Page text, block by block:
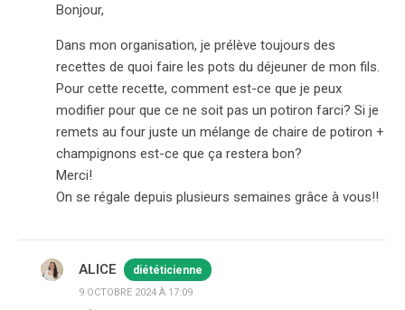
Bonjour,
Dans mon organisation, je prélève toujours des
recettes de quoi faire les pots du déjeuner de mon fils.
Pour cette recette, comment est-ce que je peux
modifier pour que ce ne soit pas un potiron farci? Si je
remets au four juste un mélange de chaire de potiron +
champignons est-ce que ça restera bon?
Merci!
On se régale depuis plusieurs semaines grâce à vous!!
ALICE diététicienne
9 OCTOBRE 2024 À 17:09